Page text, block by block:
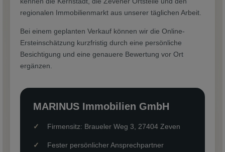
regionalen Immobilienmarkt aus unserer täglichen Arbeit.
Bei einem geplanten Verkauf können wir die Online-
Ersteinschätzung kurzfristig durch eine persönliche
Besichtigung und eine genauere Bewertung vor Ort
ergänzen.
MARINUS Immobilien GmbH
Firmensitz: Braueler Weg 3, 27404 Zeven
Fester persönlicher Ansprechpartner